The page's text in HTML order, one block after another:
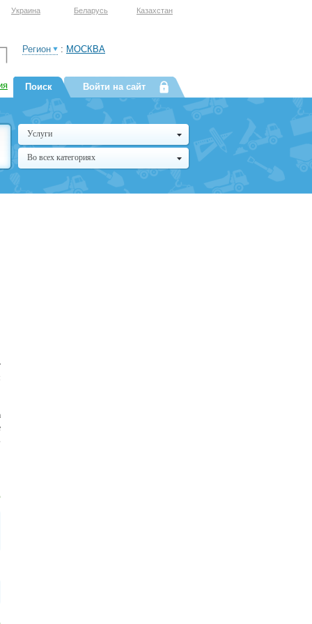
Украина Беларусь Казахстан
Регион : МОСКВА
Поиск Войти на сайт
Услуги
Во всех категориях